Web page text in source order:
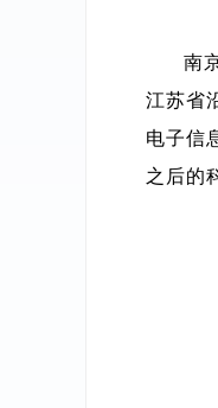
南
江苏省
电子信
之后的